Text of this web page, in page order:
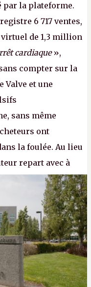
par la plateforme.
6 717 ventes,
de 1,3 million
cardiaque»,
compter sur la
Valve et une
sans même
ont
la foulée. Au lieu
repart avec à
toujours plus
dev, mais ça
ne braque pas
P.